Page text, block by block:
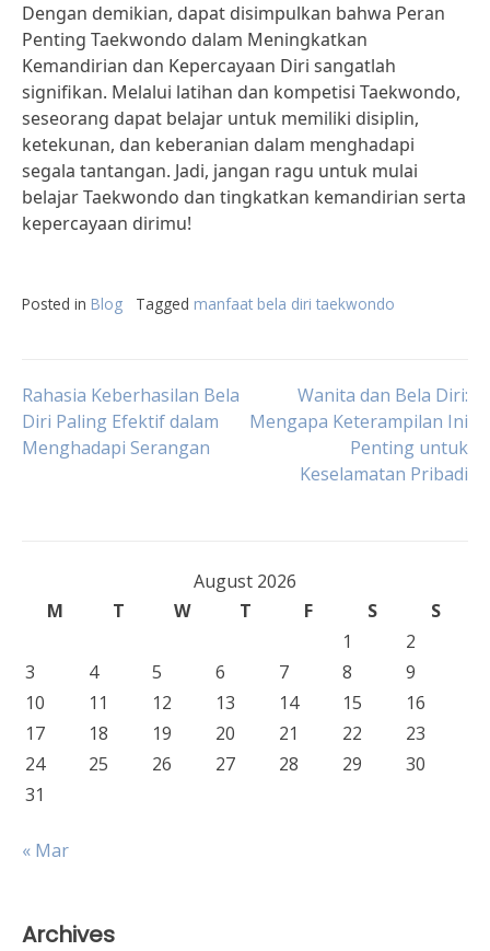
Dengan demikian, dapat disimpulkan bahwa Peran
Penting Taekwondo dalam Meningkatkan
Kemandirian dan Kepercayaan Diri sangatlah
signifikan. Melalui latihan dan kompetisi Taekwondo,
seseorang dapat belajar untuk memiliki disiplin,
ketekunan, dan keberanian dalam menghadapi
segala tantangan. Jadi, jangan ragu untuk mulai
belajar Taekwondo dan tingkatkan kemandirian serta
kepercayaan dirimu!
Posted in Blog Tagged manfaat bela diri taekwondo
Post
navigation
Rahasia Keberhasilan Bela
Diri Paling Efektif dalam
Menghadapi Serangan
Wanita dan Bela Diri:
Mengapa Keterampilan Ini
Penting untuk
Keselamatan Pribadi
August 2026
M
T W T F S
S
1
2
3
4 5 6 7 8
9
10
11 12 13 14 15
16
17
18 19 20 21 22
23
24
25 26 27 28 29
30
31
« Mar
Archives